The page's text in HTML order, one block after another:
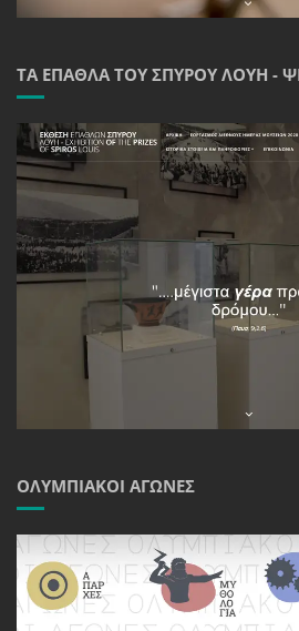
ΤΑ ΈΠΑΘΛΑ ΤΟΥ ΣΠΎΡΟΥ ΛΟΎΗ -
ΟΛΥΜΠΙΑΚΟΊ ΑΓΏΝΕΣ